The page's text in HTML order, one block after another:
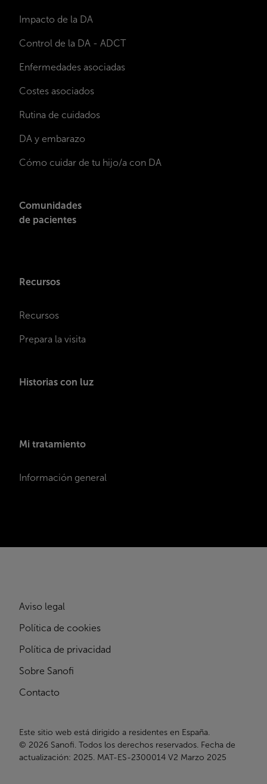
Impacto de la DA
Control de la DA - ADCT
Enfermedades asociadas
Costes asociados
Rutina de cuidados
DA y embarazo
Cómo cuidar de tu hijo/a con DA
Comunidades
de pacientes
Recursos
Recursos
Prepara la visita
Historias con luz
Mi tratamiento
Información general
Aviso legal
Política de cookies
Política de privacidad
Sobre Sanofi
Contacto
Este sitio web está dirigido a residentes en España.
© 2026 Sanofi. Todos los derechos reservados. Fecha de
actualización: 2025. MAT-ES-2300014 V2 Marzo 2025